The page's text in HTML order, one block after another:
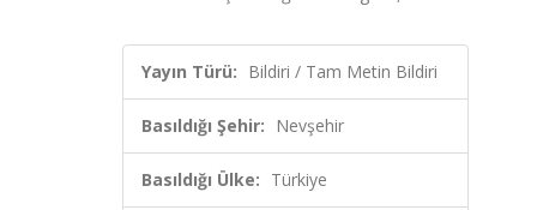
Yayın Türü: Bildiri / Tam Metin Bildiri
Basıldığı Şehir: Nevşehir
Basıldığı Ülke: Türkiye